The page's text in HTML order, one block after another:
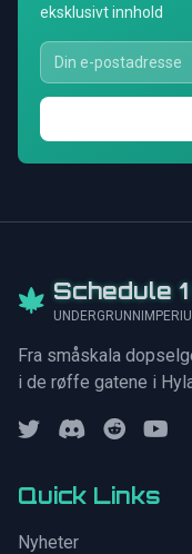
eksklusivt innhold
Schedule 1
Fra småskala
i de røffe gatene i
Quick Links
Nyheter